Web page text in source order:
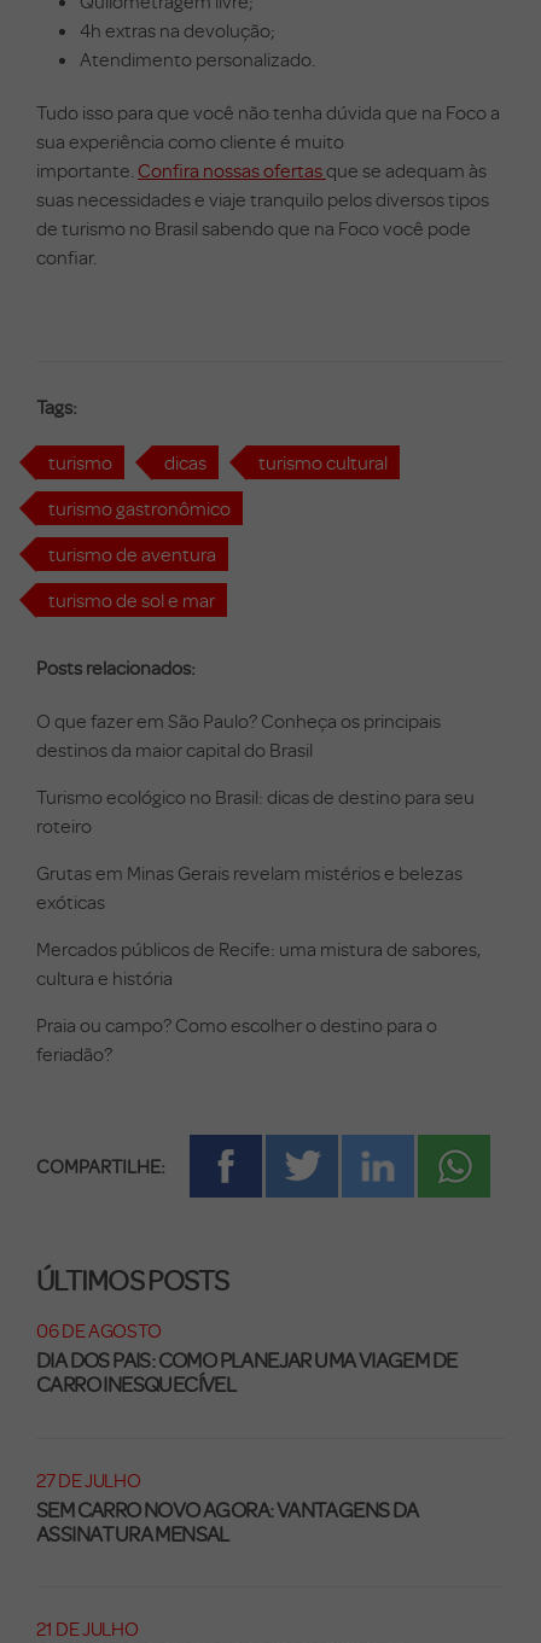
4h extras na devolução;
Atendimento personalizado.
Tudo isso para que você não tenha dúvida que na Foco a
sua experiência como cliente é muito
importante. Confira nossas ofertasque se adequam às
suas necessidades e viaje tranquilo pelos diversos tipos
de turismo no Brasil sabendo que na Foco você pode
confiar.
Tags:
turismo dicas
turismo cultural
turismo gastronômico
turismo de aventura
turismo de sol e mar
Posts relacionados:
O que fazer em São Paulo? Conheça os principais
destinos da maior capital do Brasil
Turismo ecológico no Brasil: dicas de destino para seu
roteiro
Grutas em Minas Gerais revelam mistérios e belezas
exóticas
Mercados públicos de Recife: uma mistura de sabores,
cultura e história
Praia ou campo? Como escolher o destino para o
feriadão?
COMPARTILHE:
ÚLTIMOS POSTS
06 DE AGOSTO
DIA DOS PAIS: COMO PLANEJAR UMA VIAGEM DE
CARRO INESQUECÍVEL
27 DE JULHO
SEM CARRO NOVO AGORA: VANTAGENS DA
ASSINATURA MENSAL
21 DE JULHO